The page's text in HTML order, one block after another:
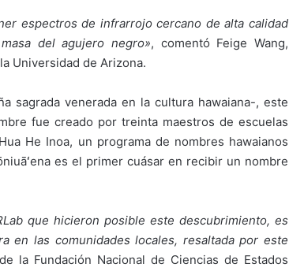
espectros de infrarrojo cercano de alta calidad
del agujero negro», comentó Feige Wang,
Universidad de Arizona.
sagrada venerada en la cultura hawaiana-, este
fue creado por treinta maestros de escuelas
He Inoa, un programa de nombres hawaianos
es el primer cuásar en recibir un nombre
que hicieron posible este descubrimiento, es
en las comunidades locales, resaltada por este
la Fundación Nacional de Ciencias de Estados